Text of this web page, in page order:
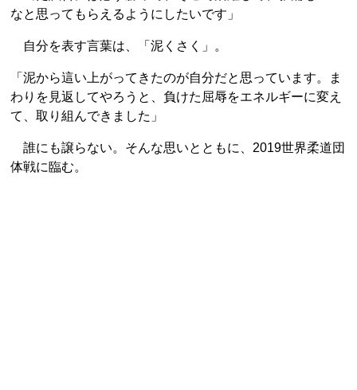
なと思ってもらえるようにしたいです」
自分を表す言葉は、「泥くさく」。
「泥から這い上がってきたのが自分だと思っています。ま
わりを見返してやろうと、負けた屈辱をエネルギーに変え
て、取り組んできました」
誰にも譲らない。そんな思いとともに、2019世界柔道団
体戦に臨む。